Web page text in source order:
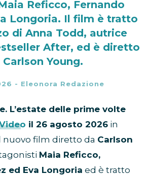
Reficco, Fernando
Longoria. Il film è tratto
di Anna Todd, autrice
After, ed è diretto
Carlson Young.
- Eleonora Redazione
L’estate delle prime volte
il 26 agosto 2026 in
film diretto da Carlson
Maia Reficco,
ed Eva Longoria ed è tratto